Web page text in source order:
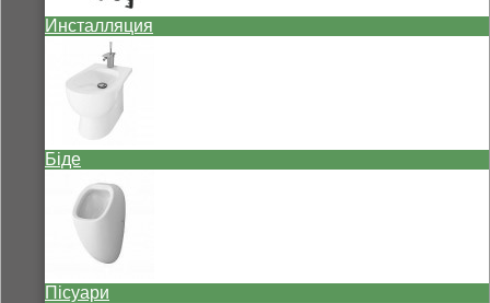
Инсталляция
Біде
Пісуари